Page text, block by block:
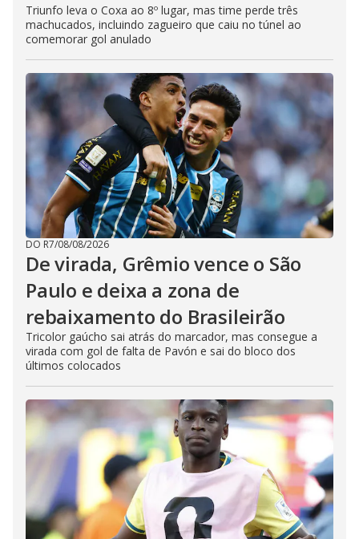
Triunfo leva o Coxa ao 8º lugar, mas time perde três
machucados, incluindo zagueiro que caiu no túnel ao
comemorar gol anulado
DO R7/08/08/2026
De virada, Grêmio vence o São
Paulo e deixa a zona de
rebaixamento do Brasileirão
Tricolor gaúcho sai atrás do marcador, mas consegue a
virada com gol de falta de Pavón e sai do bloco dos
últimos colocados